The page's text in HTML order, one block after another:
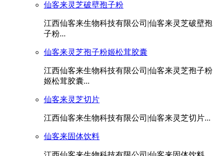
仙客来灵芝破壁孢子粉
江西仙客来生物科技有限公司|仙客来灵芝破壁孢
子粉...
仙客来灵芝孢子粉姬松茸胶囊
江西仙客来生物科技有限公司|仙客来灵芝孢子粉
姬松茸胶囊...
仙客来灵芝切片
江西仙客来生物科技有限公司|仙客来灵芝切片...
仙客来固体饮料